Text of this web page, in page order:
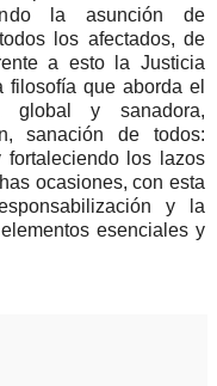
la asunción de
los afectados, de
a esto la Justicia
filosofía que aborda el
global y sanadora,
sanación de todos:
fortaleciendo los lazos
ocasiones, con esta
y la
esenciales y